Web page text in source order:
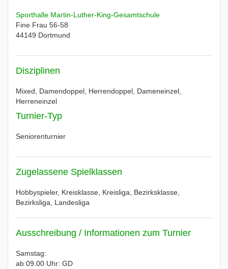
Sporthalle Martin-Luther-King-Gesamtschule
Fine Frau 56-58
44149 Dortmund
Disziplinen
Mixed, Damendoppel, Herrendoppel, Dameneinzel,
Herreneinzel
Turnier-Typ
Seniorenturnier
Zugelassene Spielklassen
Hobbyspieler, Kreisklasse, Kreisliga, Bezirksklasse,
Bezirksliga, Landesliga
Ausschreibung / Informationen zum Turnier
Samstag:
ab 09.00 Uhr: GD